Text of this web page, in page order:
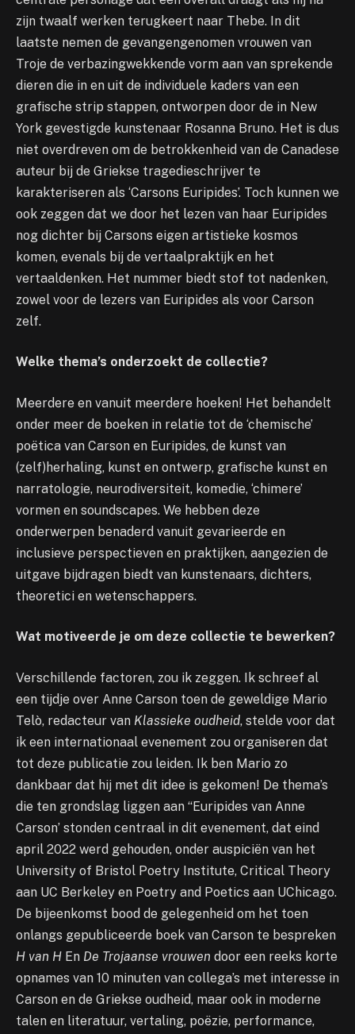
zijn twaalf werken terugkeert naar Thebe. In dit
laatste nemen de gevangengenomen vrouwen van
Troje de verbazingwekkende vorm aan van sprekende
dieren die in en uit de individuele kaders van een
grafische strip stappen, ontworpen door de in New
York gevestigde kunstenaar Rosanna Bruno. Het is dus
niet overdreven om de betrokkenheid van de Canadese
auteur bij de Griekse tragedieschrijver te
karakteriseren als ‘Carsons Euripides’. Toch kunnen we
ook zeggen dat we door het lezen van haar Euripides
nog dichter bij Carsons eigen artistieke kosmos
komen, evenals bij de vertaalpraktijk en het
vertaaldenken. Het nummer biedt stof tot nadenken,
zowel voor de lezers van Euripides als voor Carson
zelf.
Welke thema’s onderzoekt de collectie?
Meerdere en vanuit meerdere hoeken! Het behandelt
onder meer de boeken in relatie tot de ‘chemische’
poëtica van Carson en Euripides, de kunst van
(zelf)herhaling, kunst en ontwerp, grafische kunst en
narratologie, neurodiversiteit, komedie, ‘chimere’
vormen en soundscapes. We hebben deze
onderwerpen benaderd vanuit gevarieerde en
inclusieve perspectieven en praktijken, aangezien de
uitgave bijdragen biedt van kunstenaars, dichters,
theoretici en wetenschappers.
Wat motiveerde je om deze collectie te bewerken?
Verschillende factoren, zou ik zeggen. Ik schreef al
een tijdje over Anne Carson toen de geweldige Mario
Telò, redacteur van Klassieke oudheid, stelde voor dat
ik een internationaal evenement zou organiseren dat
tot deze publicatie zou leiden. Ik ben Mario zo
dankbaar dat hij met dit idee is gekomen! De thema’s
die ten grondslag liggen aan “Euripides van Anne
Carson’ stonden centraal in dit evenement, dat eind
april 2022 werd gehouden, onder auspiciën van het
University of Bristol Poetry Institute, Critical Theory
aan UC Berkeley en Poetry and Poetics aan UChicago.
De bijeenkomst bood de gelegenheid om het toen
onlangs gepubliceerde boek van Carson te bespreken
H van H En De Trojaanse vrouwen door een reeks korte
opnames van 10 minuten van collega’s met interesse in
Carson en de Griekse oudheid, maar ook in moderne
talen en literatuur, vertaling, poëzie, performance,